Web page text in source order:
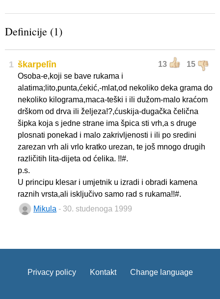
Definicije (1)
1 13 15
škarpelîn
Osoba-e,koji se bave rukama i
alatima;lito,punta,ćekić,-mlat,od nekoliko deka grama do
nekoliko kilograma,maca-teški i ili dužom-malo kraćom
drškom od drva ili željeza!?,ćuskija-dugačka čelična
šipka koja s jedne strane ima špica sti vrh,a s druge
plosnati ponekad i malo zakrivljenosti i ili po sredini
zarezan vrh ali vrlo kratko urezan, te još mnogo drugih
različitih lita-dijeta od ćelika. !!#.
p.s.
U principu klesar i umjetnik u izradi i obradi kamena
raznih vrsta,ali isključivo samo rad s rukama!!#.
Mikula - 30. studenoga 1999
Privacy policy Kontakt Change language